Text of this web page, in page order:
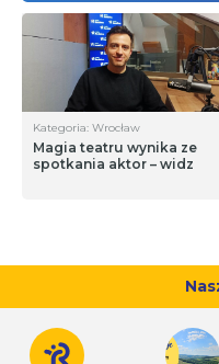
Kategoria: Wrocław
Magia teatru wynika ze
spotkania aktor – widz